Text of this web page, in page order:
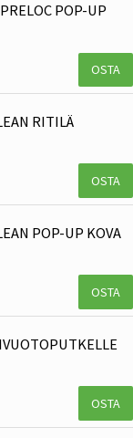
POP-UP
OSTA
RITILÄ
OSTA
POP-UP KOVA
OSTA
OSTA